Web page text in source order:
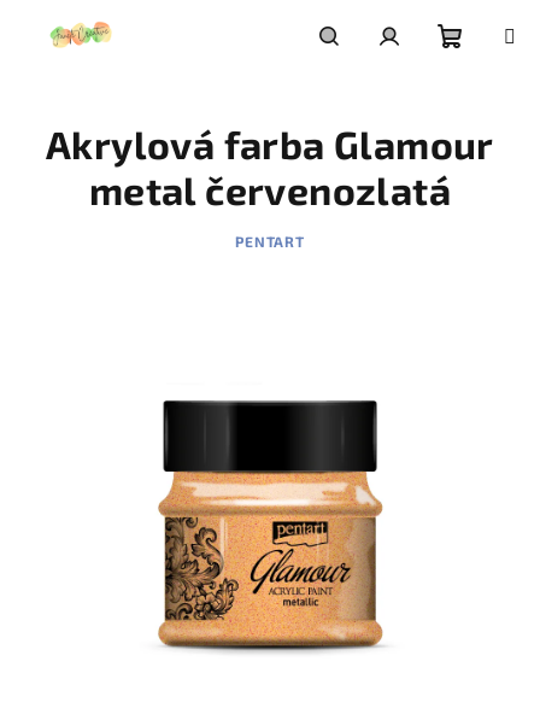
košík
Akrylová farba Glamour
metal červenozlatá
PENTART